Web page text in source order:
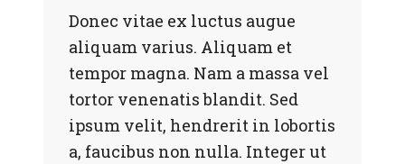
Donec vitae ex luctus augue
aliquam varius. Aliquam et
tempor magna. Nam a massa vel
tortor venenatis blandit. Sed
ipsum velit, hendrerit in lobortis
a, faucibus non nulla. Integer ut